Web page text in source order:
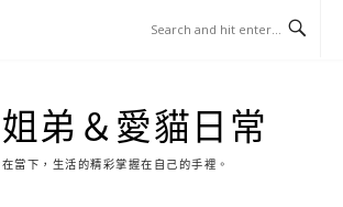
弟＆愛貓日常
當下，生活的精彩掌握在自己的手裡。